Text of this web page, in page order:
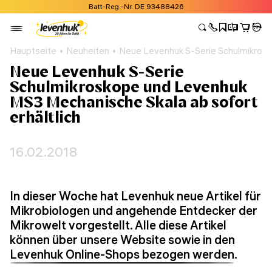
Batt-Reg.-Nr. DE 93488426
Hauptseite Neuheiten Neue Levenhuk S-Serie
Neue Levenhuk S-Serie
Schulmikroskope und Levenhuk
MS3 Mechanische Skala ab sofort
erhältlich
16.02.2018
In dieser Woche hat Levenhuk neue Artikel für
Mikrobiologen und angehende Entdecker der
Mikrowelt vorgestellt. Alle diese Artikel
können über unsere Website sowie in den
Levenhuk Online-Shops bezogen werden.